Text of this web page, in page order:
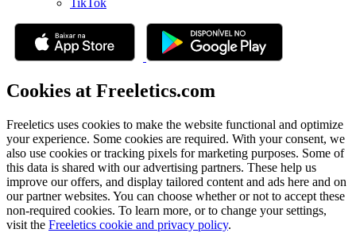
TikTok
Cookies at Freeletics.com
Freeletics uses cookies to make the website functional and optimize
your experience. Some cookies are required. With your consent, we
also use cookies or tracking pixels for marketing purposes. Some of
this data is shared with our advertising partners. These help us
improve our offers, and display tailored content and ads here and on
our partner websites. You can choose whether or not to accept these
non-required cookies. To learn more, or to change your settings,
visit the Freeletics cookie and privacy policy.